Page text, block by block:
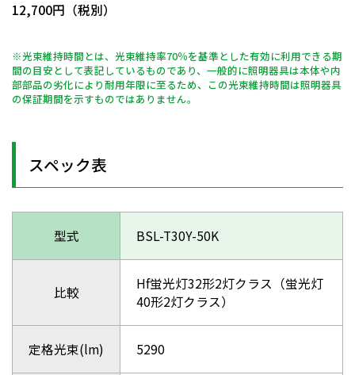
12,700円（税別）
※光束維持時間とは、光束維持率70％を基準とした有効に利用できる期
間の目安として表記しているものであり、一般的に照明器具は本体や内
部部品の劣化により耐用年限に至るため、この光束維持時間は照明器具
の保証期間を示すものではありません。
スペック表
型式 BSL-T30Y-50K
比較
Hf蛍光灯32形2灯クラス（蛍光灯
40形2灯クラス）
定格光束(lm) 5290